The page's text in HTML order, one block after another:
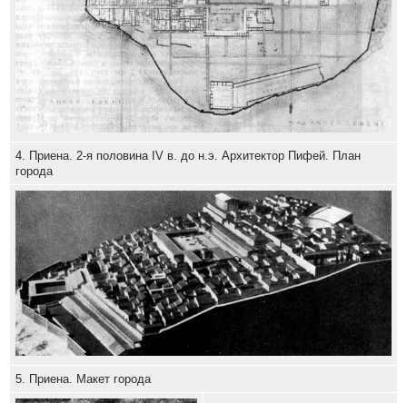
4. Приена. 2-я половина IV в. до н.э. Архитектор Пифей. План
города
5. Приена. Макет города